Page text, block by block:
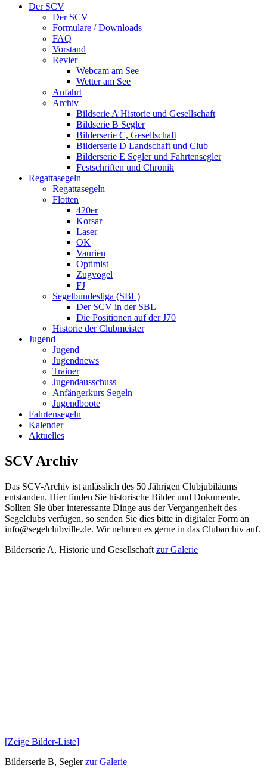
Der SCV
Der SCV
Formulare / Downloads
FAQ
Vorstand
Revier
Webcam am See
Wetter am See
Anfahrt
Archiv
Bildserie A Historie und Gesellschaft
Bildserie B Segler
Bilderserie C, Gesellschaft
Bilderserie D Landschaft und Club
Bilderserie E Segler und Fahrtensegler
Festschriften und Chronik
Regattasegeln
Regattasegeln
Flotten
420er
Korsar
Laser
OK
Vaurien
Optimist
Zugvogel
FJ
Segelbundesliga (SBL)
Der SCV in der SBL
Die Positionen auf der J70
Historie der Clubmeister
Jugend
Jugend
Jugendnews
Trainer
Jugendausschuss
Anfängerkurs Segeln
Jugendboote
Fahrtensegeln
Kalender
Aktuelles
SCV Archiv
Das SCV-Archiv ist anlässlich des 50 Jährigen Clubjubiläums
entstanden. Hier finden Sie historische Bilder und Dokumente.
Sollten Sie über interessante Dinge aus der Vergangenheit des
Segelclubs verfügen, so senden Sie dies bitte in digitaler Form an
info@segelclubville.de. Wir nehmen es gerne in das Clubarchiv auf.
Bilderserie A, Historie und Gesellschaft zur Galerie
[Zeige Bilder-Liste]
Bilderserie B, Seglerzur Galerie